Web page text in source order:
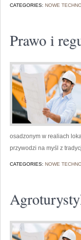
CATEGORIES: NOWE
Prawo i
osadzonym w realiach
przywodzi na myśl z
CATEGORIES: NOWE